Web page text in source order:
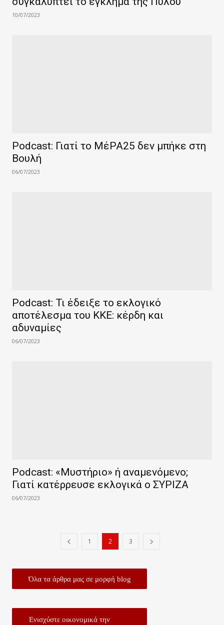
10/07/2023
Podcast: Γιατί το ΜέΡΑ25 δεν μπήκε στη
Βουλή
06/07/2023
Podcast: Τι έδειξε το εκλογικό
αποτέλεσμα του ΚΚΕ: κέρδη και
αδυναμίες
06/07/2023
Podcast: «Μυστήριο» ή αναμενόμενο;
Γιατί κατέρρευσε εκλογικά ο ΣΥΡΙΖΑ
06/07/2023
1 2 3
Όλα τα άρθρα μας σε μορφή blog
Ενισχύστε οικονομικά την